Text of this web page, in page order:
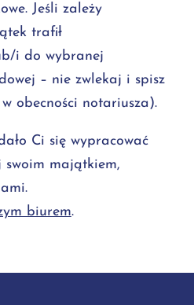
Jeśli zależy
trafił
i do wybranej
– nie zwlekaj i spisz
obecności notariusza).
Ci się wypracować
swoim majątkiem,
biurem.